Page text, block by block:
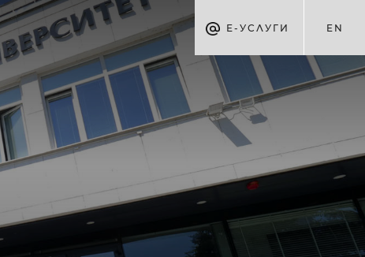
Е-УСЛУГИ EN